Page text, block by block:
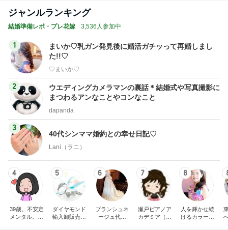
ジャンルランキング
結婚準備レポ・プレ花嫁 3,536人参加中
1
まいか♡乳ガン発見後に婚活ガチッって再婚しまし
た!!♡
♡まいか♡
2
ウエディングカメラマンの裏話＊結婚式や写真撮影に
まつわるアンなことやコンなこと
dapanda
3
40代シンママ婚約との幸せ日記♡
Lani（ラニ）
4
39歳。不安定
メンタル。婚
5
ダイヤモンド
輸入卸販売
6
ブランシュネ
ージュ代官
7
瀬戸ピアノア
カデミア（瀬
8
人を輝かせ続
けるカラーク